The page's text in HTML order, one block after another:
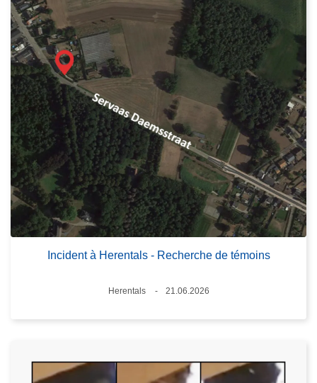
Incident à Herentals - Recherche de témoins
Standort
Herentals
21.06.2026